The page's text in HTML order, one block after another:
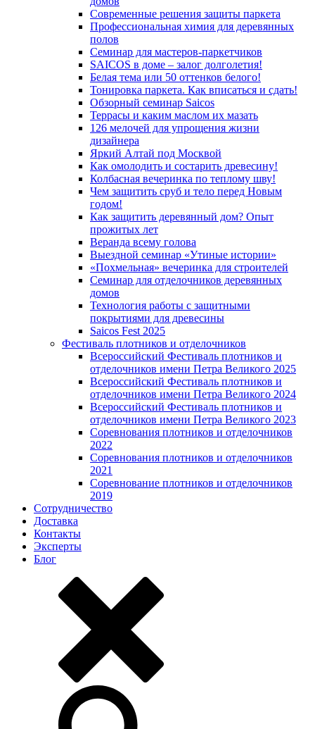
Современные решения защиты паркета
Профессиональная химия для деревянных
полов
Семинар для мастеров-паркетчиков
SAICOS в доме – залог долголетия!
Белая тема или 50 оттенков белого!
Тонировка паркета. Как вписаться и сдать!
Обзорный семинар Saicos
Террасы и каким маслом их мазать
126 мелочей для упрощения жизни
дизайнера
Яркий Алтай под Москвой
Как омолодить и состарить древесину!
Колбасная вечеринка по теплому шву!
Чем защитить сруб и тело перед Новым
годом!
Как защитить деревянный дом? Опыт
прожитых лет
Веранда всему голова
Выездной семинар «Утиные истории»
«Похмельная» вечеринка для строителей
Семинар для отделочников деревянных
домов
Технология работы с защитными
покрытиями для древесины
Saicos Fest 2025
Фестиваль плотников и отделочников
Всероссийский Фестиваль плотников и
отделочников имени Петра Великого 2025
Всероссийский Фестиваль плотников и
отделочников имени Петра Великого 2024
Всероссийский Фестиваль плотников и
отделочников имени Петра Великого 2023
Соревнования плотников и отделочников
2022
Соревнования плотников и отделочников
2021
Соревнование плотников и отделочников
2019
Сотрудничество
Доставка
Контакты
Эксперты
Блог